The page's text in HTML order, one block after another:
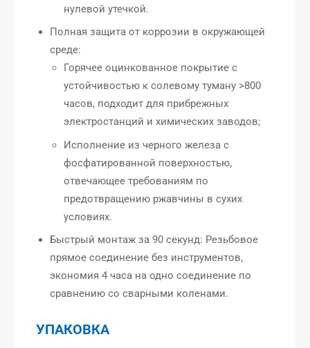
нулевой утечкой.
Полная защита от коррозии в окружающей
среде:
Горячее оцинкованное покрытие с
устойчивостью к солевому туману >800
часов, подходит для прибрежных
электростанций и химических заводов;
Исполнение из черного железа с
фосфатированной поверхностью,
отвечающее требованиям по
предотвращению ржавчины в сухих
условиях.
Быстрый монтаж за 90 секунд: Резьбовое
прямое соединение без инструментов,
экономия 4 часа на одно соединение по
сравнению со сварными коленами.
УПАКОВКА